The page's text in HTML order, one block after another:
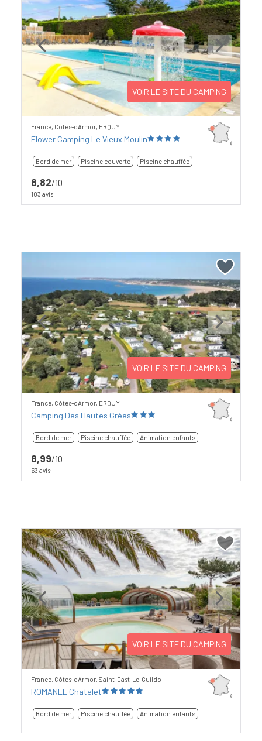
Previous Next
VOIR LE SITE DU CAMPING
France, Côtes-d'Armor, ERQUY
Flower Camping Le Vieux Moulin
Bord de mer Piscine couverte Piscine chauffée
8,82/10
103 avis
Previous Next
VOIR LE SITE DU CAMPING
France, Côtes-d'Armor, ERQUY
Camping Des Hautes Grées
Bord de mer Piscine chauffée Animation enfants
8,99/10
63 avis
Previous Next
VOIR LE SITE DU CAMPING
France, Côtes-d'Armor, Saint-Cast-Le-Guildo
ROMANEE Chatelet
Bord de mer Piscine chauffée Animation enfants